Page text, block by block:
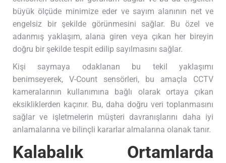
büyük ölçüde minimize eder ve sayım alanının net ve
engelsiz bir şekilde görünmesini sağlar. Bu özel ve
adanmış yaklaşım, alana giren veya çıkan her bireyin
doğru bir şekilde tespit edilip sayılmasını sağlar.
Kişi saymaya odaklanan bu tekil yaklaşımı
benimseyerek, V-Count sensörleri, bu amaçla CCTV
kameralarının kullanımına bağlı olarak ortaya çıkan
eksikliklerden kaçınır. Bu, daha doğru veri toplanmasını
sağlar ve işletmelerin müşteri davranışlarını daha iyi
anlamalarına ve bilinçli kararlar almalarına olanak tanır.
Kalabalık Ortamlarda